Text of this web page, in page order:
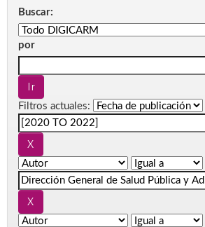
Buscar:
por
Filtros actuales: